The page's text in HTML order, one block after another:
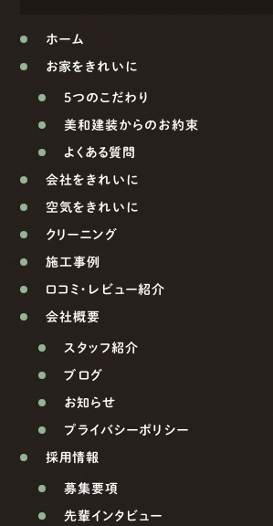
ホーム
お家をきれいに
5つのこだわり
美和建装からのお約束
よくある質問
会社をきれいに
空気をきれいに
クリーニング
施工事例
口コミ・レビュー紹介
会社概要
スタッフ紹介
ブログ
お知らせ
プライバシーポリシー
採用情報
募集要項
先輩インタビュー